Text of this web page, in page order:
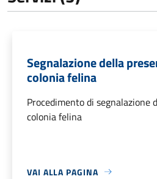
Segnalazione della
colonia felina
Procedimento di segnalazione
colonia felina
VAI ALLA PAGINA